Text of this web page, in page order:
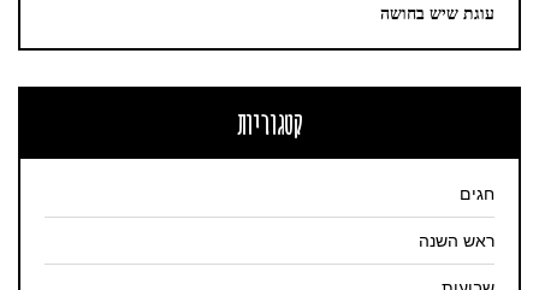
עוגת שיש בחושה
קטגוריות
חגים
ראש השנה